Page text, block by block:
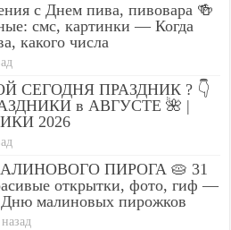
с Днем пива, пивовара 🍻
смс, картинки — Когда
какого числа
СЕГОДНЯ ПРАЗДНИК ? 👇
в АВГУСТЕ 🌺 |
2026
ПИРОГА 🥧 31
открытки, фото, гиф —
малиновых пирожков